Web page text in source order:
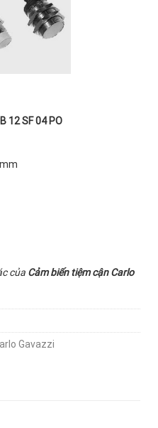
12 SF 04 PO
của Cảm biến tiệm cận Carlo
Gavazzi